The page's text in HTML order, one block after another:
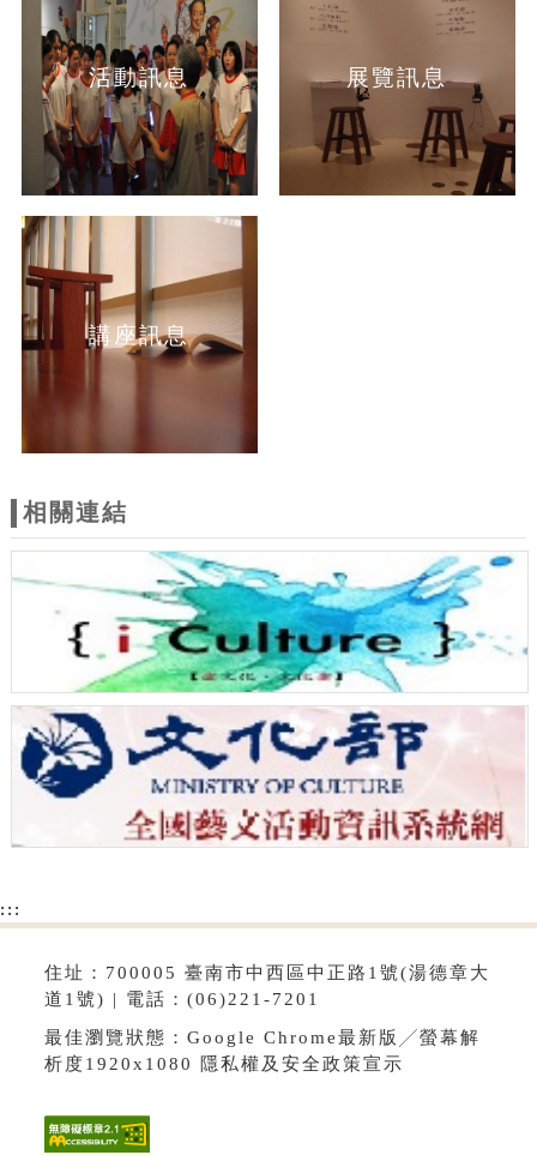
活動訊息 展覽訊息
講座訊息
相關連結
:::
住址：700005 臺南市中西區中正路1號(湯德章大
道1號) | 電話：(06)221-7201
最佳瀏覽狀態：Google Chrome最新版╱螢幕解
析度1920x1080 隱私權及安全政策宣示